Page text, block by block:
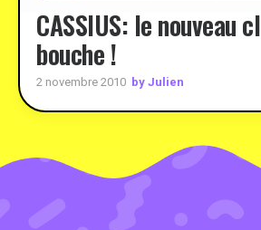
CASSIUS: le nouveau
bouche !
2 novembre 2010 by Julien